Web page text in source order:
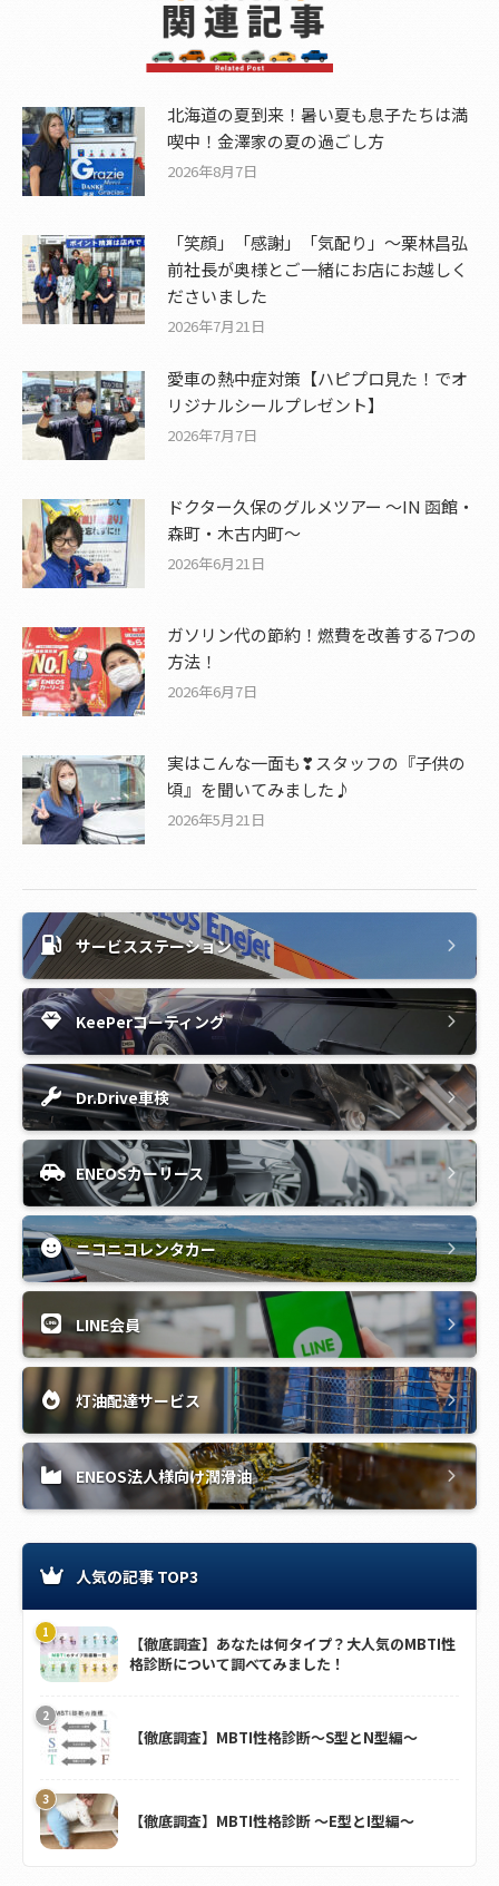
北海道の夏到来！暑い夏も息子たちは満
喫中！金澤家の夏の過ごし方
2026年8月7日
「笑顔」「感謝」「気配り」～栗林昌弘
前社長が奥様とご一緒にお店にお越しく
ださいました
2026年7月21日
愛車の熱中症対策【ハピプロ見た！でオ
リジナルシールプレゼント】
2026年7月7日
ドクター久保のグルメツアー ～IN 函館・
森町・木古内町～
2026年6月21日
ガソリン代の節約！燃費を改善する7つの
方法！
2026年6月7日
実はこんな一面も❣スタッフの『子供の
頃』を聞いてみました♪
2026年5月21日
サービスステーション
KeePerコーティング
Dr.Drive車検
ENEOSカーリース
ニコニコレンタカー
LINE会員
灯油配達サービス
ENEOS法人様向け潤滑油
人気の記事 TOP3
【徹底調査】あなたは何タイプ？大人気のMBTI性
格診断について調べてみました！
【徹底調査】MBTI性格診断～S型とN型編～
【徹底調査】MBTI性格診断 ～E型とI型編～